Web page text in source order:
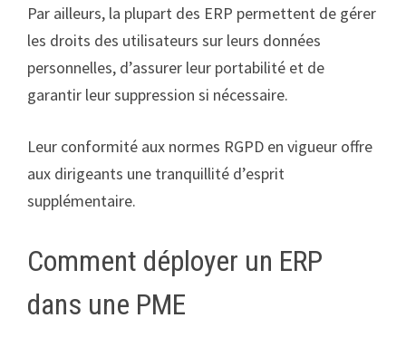
Par ailleurs, la plupart des ERP permettent de gérer
les droits des utilisateurs sur leurs données
personnelles, d’assurer leur portabilité et de
garantir leur suppression si nécessaire.
Leur conformité aux normes RGPD en vigueur offre
aux dirigeants une tranquillité d’esprit
supplémentaire.
Comment déployer un ERP
dans une PME